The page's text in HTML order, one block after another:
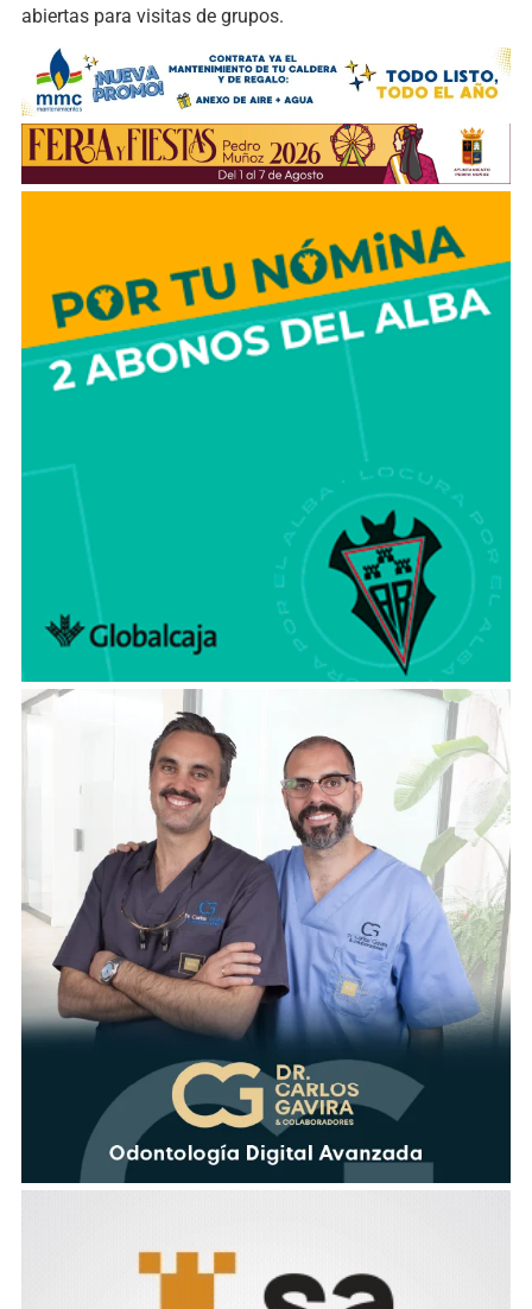
abiertas para visitas de grupos.